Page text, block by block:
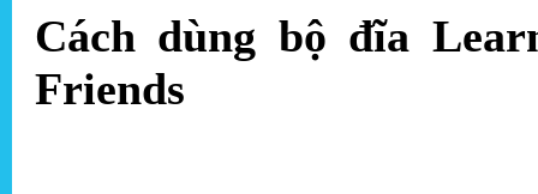
Cách dùng bộ đĩa
Friends